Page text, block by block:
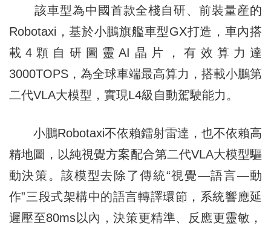
該車型為中國首款全棧自研、前裝量産的
Robotaxi，基於小鵬旗艦車型GX打造，車內搭
載4顆自研圖靈AI晶片，有效算力達
3000TOPS，為全球車端最高算力，搭載小鵬第
二代VLA大模型，實現L4級自動駕駛能力。
小鵬Robotaxi不依賴鐳射雷達，也不依賴高
精地圖，以純視覺方案配合第二代VLA大模型驅
動決策。該模型去除了傳統“視覺—語言—動
作”三段式架構中的語言轉譯環節，系統響應延
遲壓至80ms以內，決策更精準、反應更靈敏，